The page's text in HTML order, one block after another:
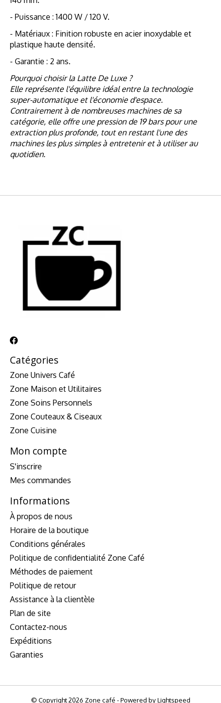
- Puissance : 1400 W / 120 V.
- Matériaux : Finition robuste en acier inoxydable et
plastique haute densité.
- Garantie : 2 ans.
Pourquoi choisir la Latte De Luxe ?
Elle représente l'équilibre idéal entre la technologie
super-automatique et l'économie d'espace.
Contrairement à de nombreuses machines de sa
catégorie, elle offre une pression de 19 bars pour une
extraction plus profonde, tout en restant l'une des
machines les plus simples à entretenir et à utiliser au
quotidien.
Catégories
Zone Univers Café
Zone Maison et Utilitaires
Zone Soins Personnels
Zone Couteaux & Ciseaux
Zone Cuisine
Mon compte
S'inscrire
Mes commandes
Informations
À propos de nous
Horaire de la boutique
Conditions générales
Politique de confidentialité Zone Café
Méthodes de paiement
Politique de retour
Assistance à la clientèle
Plan de site
Contactez-nous
Expéditions
Garanties
© Copyright 2026 Zone café - Powered byLightspeed